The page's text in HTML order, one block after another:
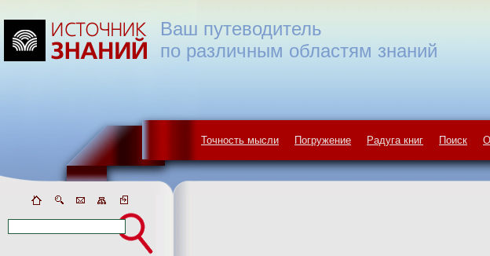
Точность мысли Погружение Радуга книг Поиск
Ваш путеводитель
по различным областям знаний